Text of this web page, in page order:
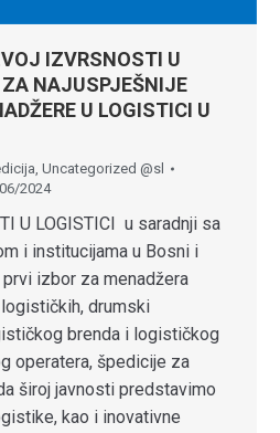
IZVRSNOSTI U
NAJUSPJEŠNIJE
U LOGISTICI U
, Uncategorized @sl
2024
U LOGISTICI u saradnji sa
i institucijama u Bosni i
izbor za menadžera
drumski
brenda i logističkog
operatera, špedicije za
široj javnosti predstavimo
kao i inovativne